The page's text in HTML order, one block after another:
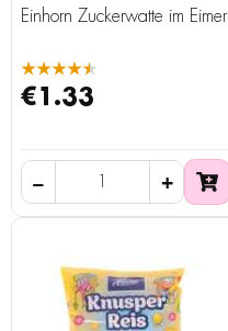
Einhorn Zuckerwatte im Eimer
★★★★★
€1.33